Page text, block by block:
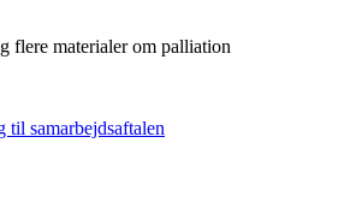
flere materialer om palliation
til samarbejdsaftalen